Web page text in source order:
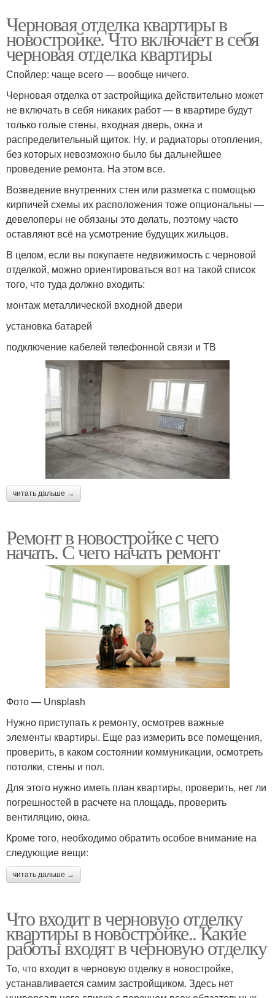
Черновая отделка квартиры в
новостройке. Что включает в себя
черновая отделка квартиры
Спойлер: чаще всего — вообще ничего.
Черновая отделка от застройщика действительно может
не включать в себя никаких работ — в квартире будут
только голые стены, входная дверь, окна и
распределительный щиток. Ну, и радиаторы отопления,
без которых невозможно было бы дальнейшее
проведение ремонта. На этом все.
Возведение внутренних стен или разметка с помощью
кирпичей схемы их расположения тоже опциональны —
девелоперы не обязаны это делать, поэтому часто
оставляют всё на усмотрение будущих жильцов.
В целом, если вы покупаете недвижимость с черновой
отделкой, можно ориентироваться вот на такой список
того, что туда должно входить:
монтаж металлической входной двери
установка батарей
подключение кабелей телефонной связи и ТВ
читать дальше →
Ремонт в новостройке с чего
начать. С чего начать ремонт
Фото — Unsplash
Нужно приступать к ремонту, осмотрев важные
элементы квартиры. Еще раз измерить все помещения,
проверить, в каком состоянии коммуникации, осмотреть
потолки, стены и пол.
Для этого нужно иметь план квартиры, проверить, нет ли
погрешностей в расчете на площадь, проверить
вентиляцию, окна.
Кроме того, необходимо обратить особое внимание на
следующие вещи:
читать дальше →
Что входит в черновую отделку
квартиры в новостройке.. Какие
работы входят в черновую отделку
То, что входит в черновую отделку в новостройке,
устанавливается самим застройщиком. Здесь нет